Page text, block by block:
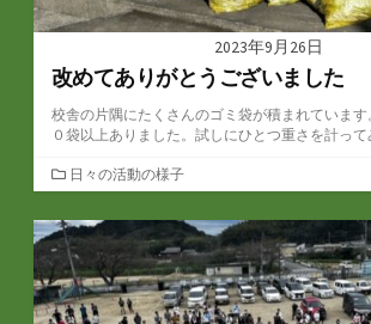
2023年9月26日
改めてありがとうございました
校舎の片隅にたくさんのゴミ袋が積まれています
０袋以上ありました。試しにひとつ重さを計っ
カ
テ
ゴ
リ
ー
日々の活動の様子